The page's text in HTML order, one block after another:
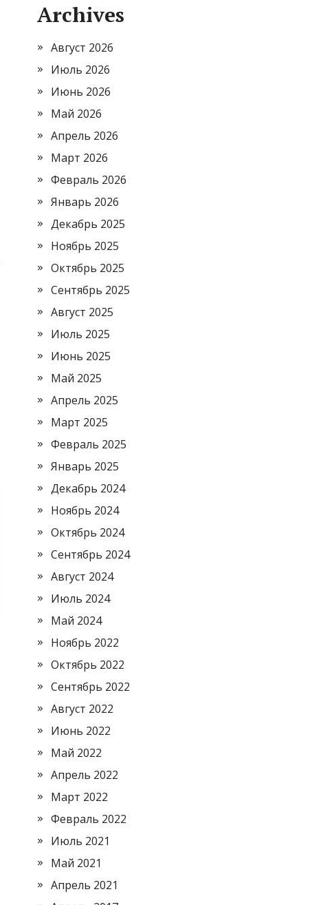
Archives
Август 2026
Июль 2026
Июнь 2026
Май 2026
Апрель 2026
Март 2026
Февраль 2026
Январь 2026
Декабрь 2025
Ноябрь 2025
Октябрь 2025
Сентябрь 2025
Август 2025
Июль 2025
Июнь 2025
Май 2025
Апрель 2025
Март 2025
Февраль 2025
Январь 2025
Декабрь 2024
Ноябрь 2024
Октябрь 2024
Сентябрь 2024
Август 2024
Июль 2024
Май 2024
Ноябрь 2022
Октябрь 2022
Сентябрь 2022
Август 2022
Июнь 2022
Май 2022
Апрель 2022
Март 2022
Февраль 2022
Июль 2021
Май 2021
Апрель 2021